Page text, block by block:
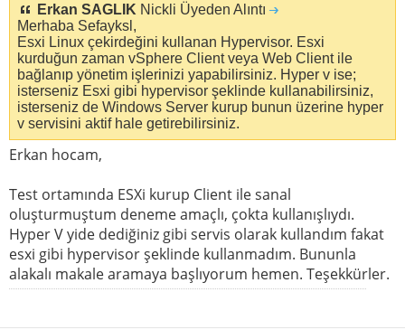
Erkan SAGLIK Nickli Üyeden Alıntı
Merhaba Sefayksl,
Esxi Linux çekirdeğini kullanan Hypervisor. Esxi
kurduğun zaman vSphere Client veya Web Client ile
bağlanıp yönetim işlerinizi yapabilirsiniz. Hyper v ise;
isterseniz Esxi gibi hypervisor şeklinde kullanabilirsiniz,
isterseniz de Windows Server kurup bunun üzerine hyper
v servisini aktif hale getirebilirsiniz.
Erkan hocam,
Test ortamında ESXi kurup Client ile sanal
oluşturmuştum deneme amaçlı, çokta kullanışlıydı.
Hyper V yide dediğiniz gibi servis olarak kullandım fakat
esxi gibi hypervisor şeklinde kullanmadım. Bununla
alakalı makale aramaya başlıyorum hemen. Teşekkürler.